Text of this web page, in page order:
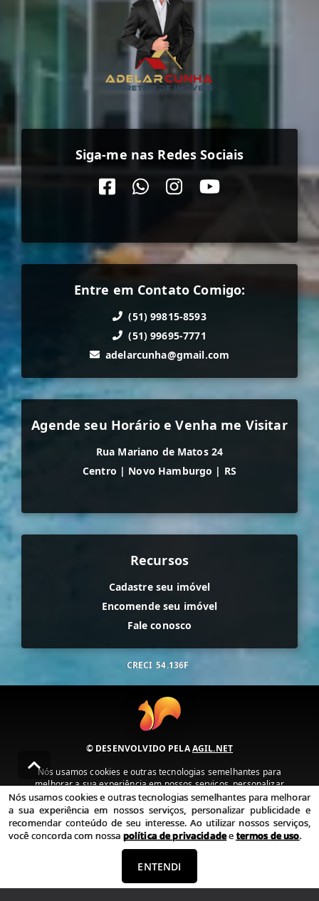
Siga-me nas Redes Sociais
Entre em Contato Comigo:
(51) 99815-8593
(51) 99695-7771
adelarcunha@gmail.com
Agende seu Horário e Venha me Visitar
Rua Mariano de Matos 24
Centro | Novo Hamburgo | RS
Recursos
Cadastre seu imóvel
Encomende seu imóvel
Fale conosco
CRECI 54.136F
© DESENVOLVIDO PELAAGIL.NET
Nós usamos cookies e outras tecnologias semelhantes para
melhorar a sua experiência em nossos serviços, personalizar
publicidade e recomendar conteúdo de seu interesse. Ao utilizar
nossos serviços, você concorda com nossa política de privacidade e
termos de uso.
Política de Privacidade Termos de uso
Nós usamos cookies e outras tecnologias semelhantes para melhorar
a sua experiência em nossos serviços, personalizar publicidade e
recomendar conteúdo de seu interesse. Ao utilizar nossos serviços,
você concorda com nossa política de privacidadeetermos de uso.
ENTENDI